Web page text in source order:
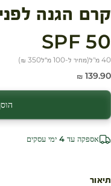
קרם הגנה
SPF 50
40 מ"ל (מחיר ל-100 מ״ל 350 ₪
)
מחיר מבצע
139.90 ₪
אספקה עד 4 ימי עסקים
תיאור